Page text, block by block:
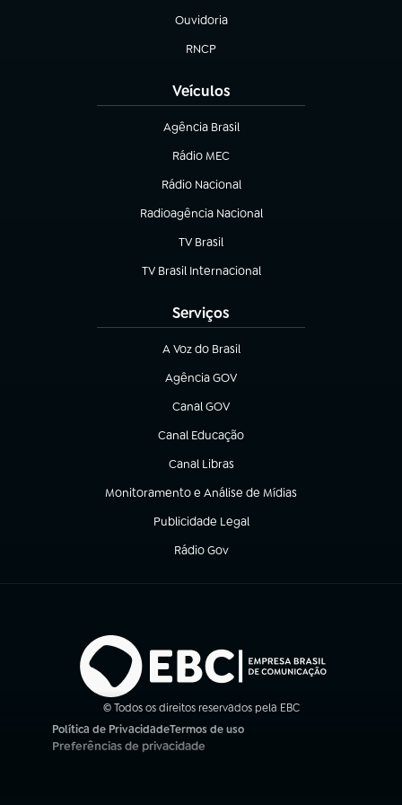
Ouvidoria
(abre em nova aba)
RNCP
(abre em nova aba)
Veículos
Agência Brasil
(abre em nova aba)
Rádio MEC
Rádio Nacional
(abre em nova aba)
Radioagência Nacional
(abre em nova aba)
TV Brasil
(abre em nova aba)
TV Brasil Internacional
(abre em nova aba)
Serviços
A Voz do Brasil
(abre em nova aba)
Agência GOV
(abre em nova aba)
Canal GOV
(abre em nova aba)
Canal Educação
(abre em nova aba)
Canal Libras
(abre em nova aba)
Monitoramento e Análise de Mídias
(abre em nova aba)
Publicidade Legal
(abre em nova aba)
Rádio Gov
(abre em nova aba)
© Todos os direitos reservados pela EBC
Política de Privacidade
(abre em nova aba)
Termos de uso
(abre em nova aba)
Preferências de privacidade